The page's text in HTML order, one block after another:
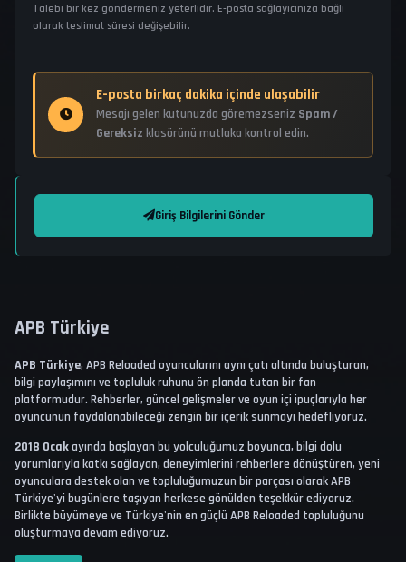
Talebi bir kez göndermeniz yeterlidir. E-posta sağlayıcınıza bağlı
olarak teslimat süresi değişebilir.
E-posta birkaç dakika içinde ulaşabilir
Mesajı gelen kutunuzda göremezseniz Spam /
Gereksiz klasörünü mutlaka kontrol edin.
Giriş Bilgilerini Gönder
APB Türkiye
APB Türkiye, APB Reloaded oyuncularını aynı çatı altında buluşturan,
bilgi paylaşımını ve topluluk ruhunu ön planda tutan bir fan
platformudur. Rehberler, güncel gelişmeler ve oyun içi ipuçlarıyla her
oyuncunun faydalanabileceği zengin bir içerik sunmayı hedefliyoruz.
2018 Ocakayında başlayan bu yolculuğumuz boyunca, bilgi dolu
yorumlarıyla katkı sağlayan, deneyimlerini rehberlere dönüştüren, yeni
oyunculara destek olan ve topluluğumuzun bir parçası olarak APB
Türkiye'yi bugünlere taşıyan herkese gönülden teşekkür ediyoruz.
Birlikte büyümeye ve Türkiye'nin en güçlü APB Reloaded topluluğunu
oluşturmaya devam ediyoruz.